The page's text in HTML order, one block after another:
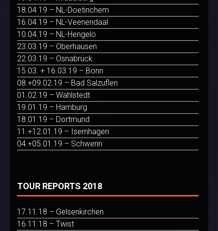
18.04.19 – NL-Doetinchem
16.04.19 – NL-Veenendaal
10.04.19 – NL-Hengelo
23.03.19 – Oberhausen
22.03.19 – Osnabrück
15.03. + 16.03.19 – Bonn
08.+09.02.19 – Bad Salzuflen
01.02.19 – Wahlstedt
19.01.19 – Hamburg
18.01.19 – Dortmund
11.+12.01.19 – Isernhagen
04.+05.01.19 – Schwerin
TOUR REPORTS 2018
17.11.18 – Gelsenkirchen
16.11.18 – Twist